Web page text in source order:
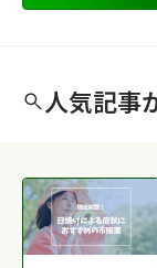
人気記事